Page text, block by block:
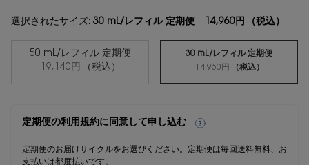
選択されたサイズ: 30 mL/レフィル 定期便 - 14,960円 （税込）
選択済み
50 mL/レフィル 定期便
19,140円
（税込）
, 1/2 選択済み
30 mL/レフィル 定期便
14,960円
（税込）
, 2/2
定期便の利用規約 に同意して申し込む
定期便のお届けサイクルをお選びください。定期便は毎回送料無料、お
支払いは都度払いです。